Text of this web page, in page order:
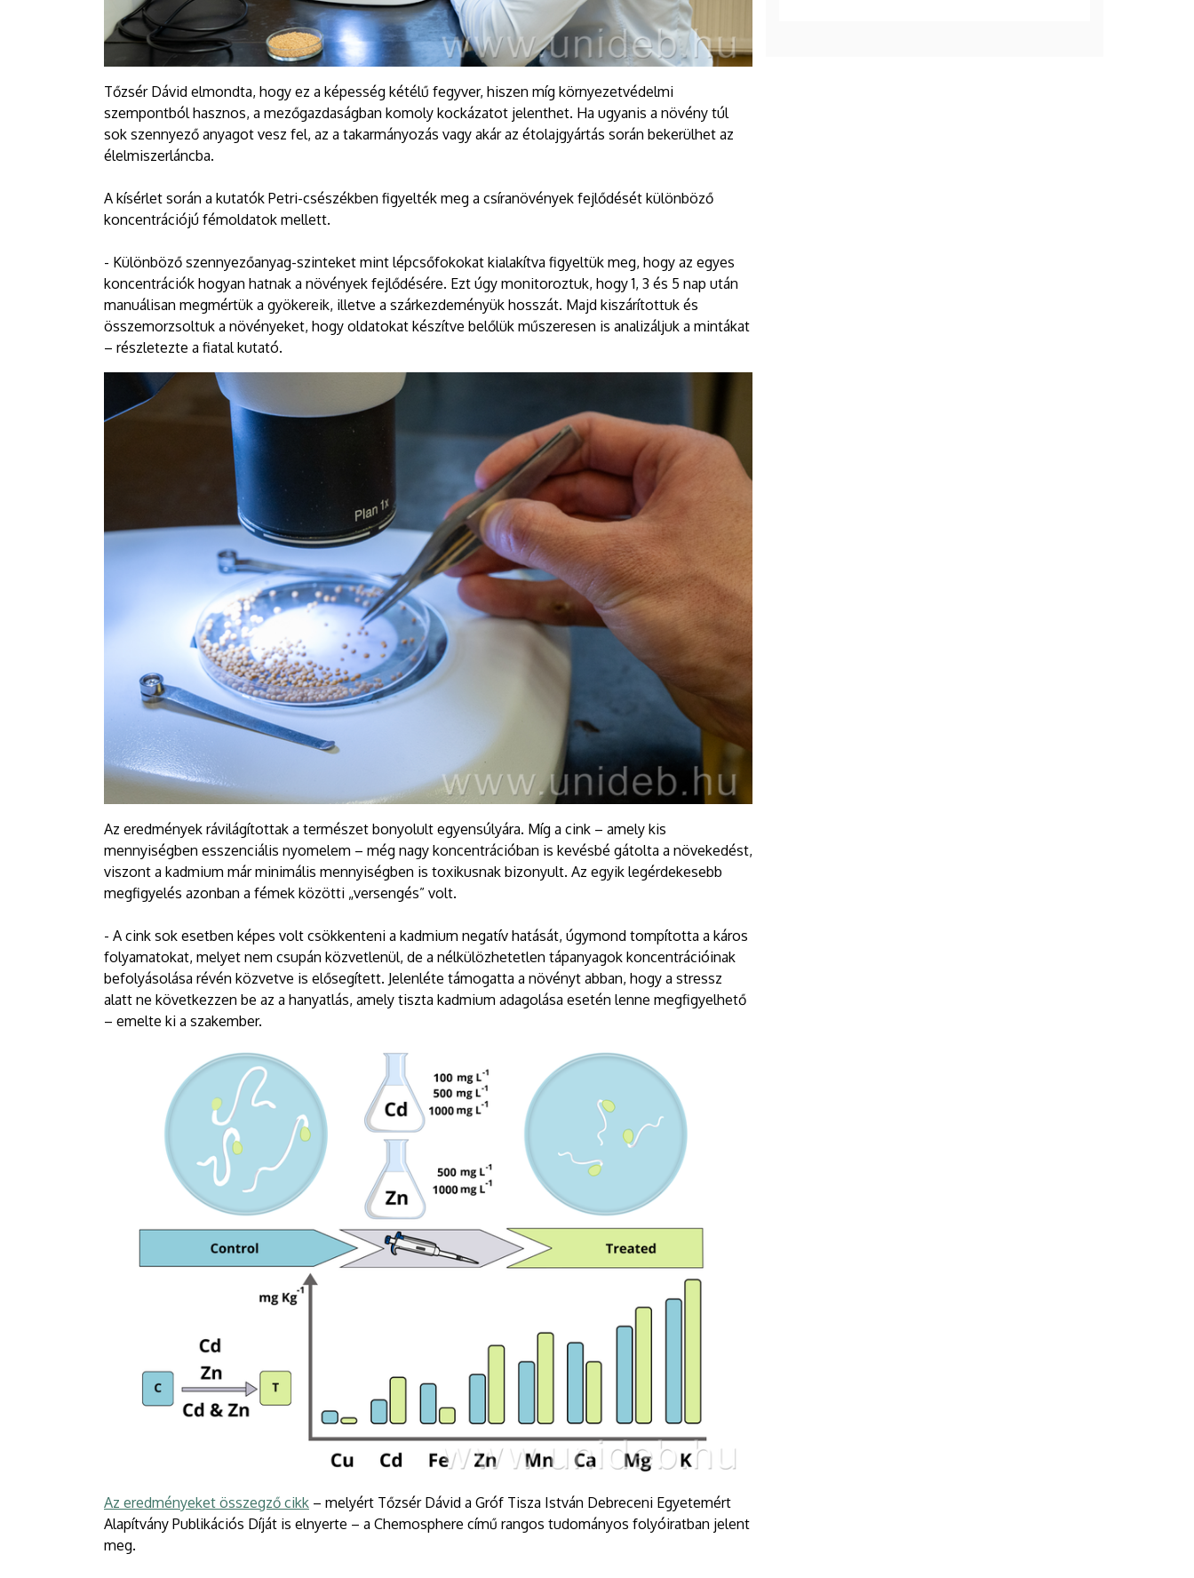
Tőzsér Dávid elmondta, hogy ez a képesség kétélű fegyver, hiszen míg környezetvédelmi
szempontból hasznos, a mezőgazdaságban komoly kockázatot jelenthet. Ha ugyanis a növény túl
sok szennyező anyagot vesz fel, az a takarmányozás vagy akár az étolajgyártás során bekerülhet az
élelmiszerláncba.
A kísérlet során a kutatók Petri-csészékben figyelték meg a csíranövények fejlődését különböző
koncentrációjú fémoldatok mellett.
- Különböző szennyezőanyag-szinteket mint lépcsőfokokat kialakítva figyeltük meg, hogy az egyes
koncentrációk hogyan hatnak a növények fejlődésére. Ezt úgy monitoroztuk, hogy 1, 3 és 5 nap után
manuálisan megmértük a gyökereik, illetve a szárkezdeményük hosszát. Majd kiszárítottuk és
összemorzsoltuk a növényeket, hogy oldatokat készítve belőlük műszeresen is analizáljuk a mintákat
– részletezte a fiatal kutató.
Az eredmények rávilágítottak a természet bonyolult egyensúlyára. Míg a cink – amely kis
mennyiségben esszenciális nyomelem – még nagy koncentrációban is kevésbé gátolta a növekedést,
viszont a kadmium már minimális mennyiségben is toxikusnak bizonyult. Az egyik legérdekesebb
megfigyelés azonban a fémek közötti „versengés” volt.
- A cink sok esetben képes volt csökkenteni a kadmium negatív hatását, úgymond tompította a káros
folyamatokat, melyet nem csupán közvetlenül, de a nélkülözhetetlen tápanyagok koncentrációinak
befolyásolása révén közvetve is elősegített. Jelenléte támogatta a növényt abban, hogy a stressz
alatt ne következzen be az a hanyatlás, amely tiszta kadmium adagolása esetén lenne megfigyelhető
– emelte ki a szakember.
Az eredményeket összegző cikk – melyért Tőzsér Dávid a Gróf Tisza István Debreceni Egyetemért
Alapítvány Publikációs Díját is elnyerte – a Chemosphere című rangos tudományos folyóiratban jelent
meg.